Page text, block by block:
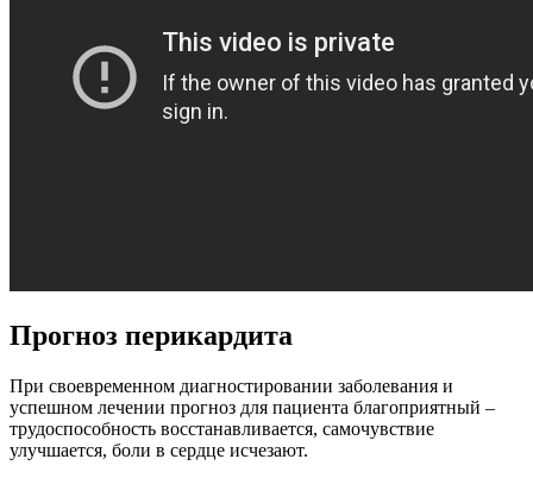
Прогноз перикардита
При своевременном диагностировании заболевания и
успешном лечении прогноз для пациента благоприятный –
трудоспособность восстанавливается, самочувствие
улучшается, боли в сердце исчезают.